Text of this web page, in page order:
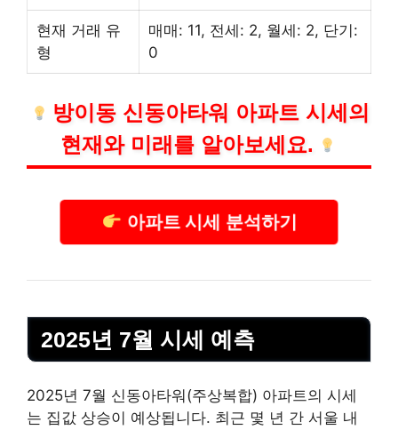
현재 거래 유
형
매매: 11, 전세: 2, 월세: 2, 단기:
0
방이동 신동아타워 아파트 시세의
현재와 미래를 알아보세요.
아파트 시세 분석하기
2025년 7월 시세 예측
2025년 7월 신동아타워(주상복합) 아파트의 시세
는 집값 상승이 예상됩니다. 최근 몇 년 간 서울 내